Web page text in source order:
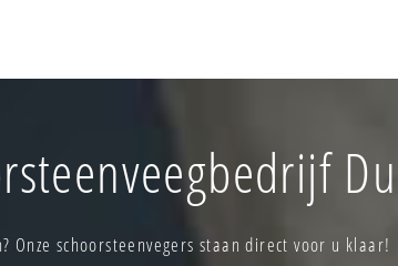
Onze schoorsteenvegers staan direct voor u klaar!